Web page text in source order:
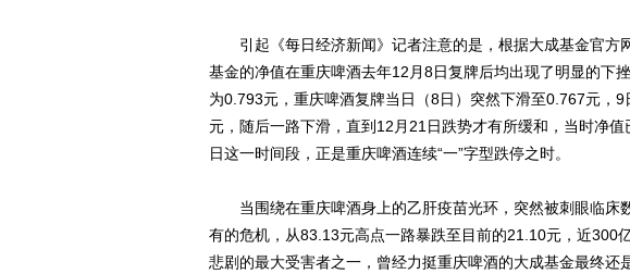
引起《每日经济新闻》记者注意的是，根据大成基金官方
基金的净值在重庆啤酒去年12月8日复牌后均出现了明显的下
为0.793元，重庆啤酒复牌当日（8日）突然下滑至0.767元，
元，随后一路下滑，直到12月21日跌势才有所缓和，当时净
日这一时间段，正是重庆啤酒连续“一”字型跌停之时。
当围绕在重庆啤酒身上的乙肝疫苗光环，突然被刺眼临床
有的危机，从83.13元高点一路暴跌至目前的21.10元，近300
悲剧的最大受害者之一，曾经力挺重庆啤酒的大成基金最终还